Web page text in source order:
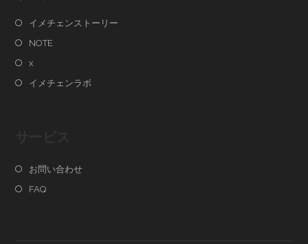
イメチェンストーリー
NOTE
x
イメチェンラボ
お問い合わせ
FAQ